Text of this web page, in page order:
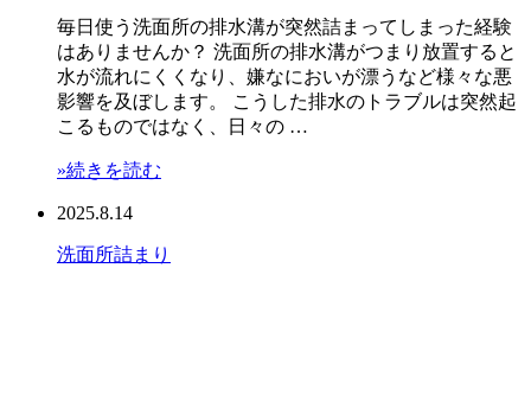
毎日使う洗面所の排水溝が突然詰まってしまった経験
はありませんか？ 洗面所の排水溝がつまり放置すると
水が流れにくくなり、嫌なにおいが漂うなど様々な悪
影響を及ぼします。 こうした排水のトラブルは突然起
こるものではなく、日々の …
»続きを読む
2025.8.14
洗面所詰まり